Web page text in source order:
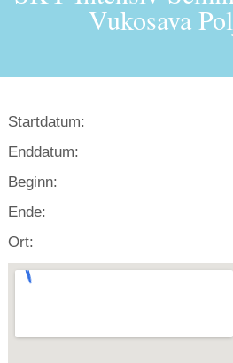
Vukosava
Startdatum:
Enddatum:
Beginn:
Ende:
Ort: